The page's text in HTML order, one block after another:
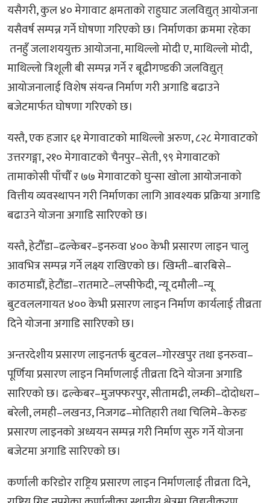
यसैगरी, कुल ४० मेगावाट क्षमताको राहुघाट जलविद्युत् आयोजना
यसैवर्ष सम्पन्न गर्ने घोषणा गरिएको छ। निर्माणका क्रममा रहेका
तनहुँ जलाशययुक्त आयोजना, माथिल्लो मोदी ए, माथिल्लो मोदी,
माथिल्लो त्रिशूली बी सम्पन्न गर्ने र बूढीगण्डकी जलविद्युत्
आयोजनालाई विशेष संयन्त्र निर्माण गरी अगाडि बढाउने
बजेटमार्फत घोषणा गरिएको छ।
यस्तै, एक हजार ६१ मेगावाटको माथिल्लो अरुण, ८२८ मेगावाटको
उत्तरगङ्गा, २१० मेगावाटको चैनपुर–सेती, ९९ मेगावाटको
तामाकोसी पाँचौँ र ७७ मेगावाटको घुन्सा खोला आयोजनाको
वित्तीय व्यवस्थापन गरी निर्माणका लागि आवश्यक प्रक्रिया अगाडि
बढाउने योजना अगाडि सारिएको छ।
यस्तै, हेटौँडा–ढल्केबर–इनरुवा ४०० केभी प्रसारण लाइन चालु
आवभित्र सम्पन्न गर्ने लक्ष्य राखिएको छ। खिम्ती–बारबिसे–
काठमाडौं, हेटौंडा–रातमाटे–लप्सीफेदी, न्यू दमौली–न्यू
बुटवललगायत ४०० केभी प्रसारण लाइन निर्माण कार्यलाई तीव्रता
दिने योजना अगाडि सारिएको छ।
अन्तरदेशीय प्रसारण लाइनतर्फ बुटवल–गोरखपुर तथा इनरुवा–
पूर्णिया प्रसारण लाइन निर्माणलाई तीव्रता दिने योजना अगाडि
सारिएको छ। ढल्केबर–मुजफ्फरपुर, सीतामढी, लम्की–दोदोधरा–
बरेली, लमही–लखनउ, निजगढ–मोतिहारी तथा चिलिमे–केरुङ
प्रसारण लाइनको अध्ययन सम्पन्न गरी निर्माण सुरु गर्ने योजना
बजेटमा अगाडि सारिएको छ।
कर्णाली करिडोर राष्ट्रिय प्रसारण लाइन निर्माणलाई तीव्रता दिने,